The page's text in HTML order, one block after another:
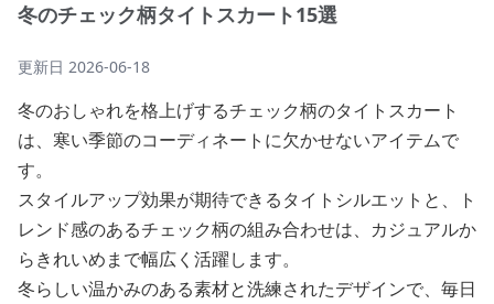
冬のチェック柄タイトスカート15選
更新日 2026-06-18
冬のおしゃれを格上げするチェック柄のタイトスカート
は、寒い季節のコーディネートに欠かせないアイテムで
す。
スタイルアップ効果が期待できるタイトシルエットと、ト
レンド感のあるチェック柄の組み合わせは、カジュアルか
らきれいめまで幅広く活躍します。
冬らしい温かみのある素材と洗練されたデザインで、毎日